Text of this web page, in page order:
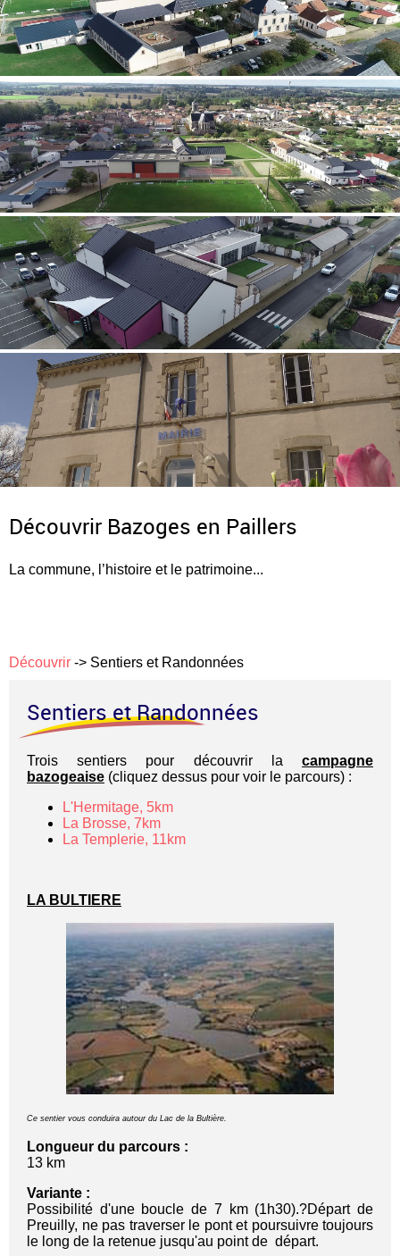
Découvrir Bazoges en Paillers
La commune, l’histoire et le patrimoine...
Découvrir -> Sentiers et Randonnées
Sentiers et Randonnées
Trois sentiers pour découvrir la campagne
bazogeaise (cliquez dessus pour voir le parcours) :
L'Hermitage, 5km
La Brosse, 7km
La Templerie, 11km
LA BULTIERE
Ce sentier vous conduira autour du Lac de la Bultière.
Longueur du parcours :
13 km
Variante :
Possibilité d'une boucle de 7 km (1h30).?Départ de
Preuilly, ne pas traverser le pont et poursuivre toujours
le long de la retenue jusqu'au point de départ.